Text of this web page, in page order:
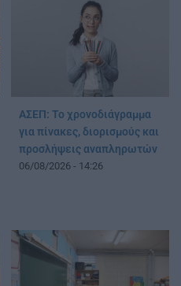
ΑΣΕΠ: Το χρονοδιάγραμμα
για πίνακες, διορισμούς και
προσλήψεις αναπληρωτών
06/08/2026 - 14:26